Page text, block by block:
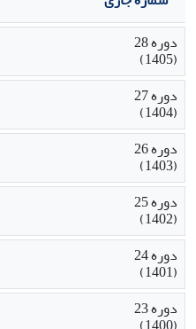
دوره 28
(1405)
دوره 27
(1404)
دوره 26
(1403)
دوره 25
(1402)
دوره 24
(1401)
دوره 23